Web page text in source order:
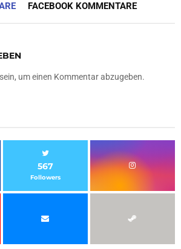
FACEBOOK KOMMENTARE
sein, um einen Kommentar abzugeben.
567
Followers